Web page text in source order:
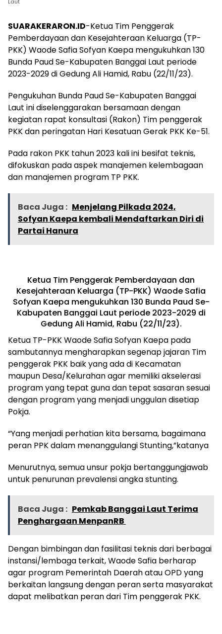
SUARAKERARON.ID-Ketua Tim Penggerak
Pemberdayaan dan Kesejahteraan Keluarga (TP-
PKK) Waode Safia Sofyan Kaepa mengukuhkan 130
Bunda Paud Se-Kabupaten Banggai Laut periode
2023-2029 di Gedung Ali Hamid, Rabu (22/11/23).
Pengukuhan Bunda Paud Se-Kabupaten Banggai
Laut ini diselenggarakan bersamaan dengan
kegiatan rapat konsultasi (Rakon) Tim penggerak
PKK dan peringatan Hari Kesatuan Gerak PKK Ke-51.
Pada rakon PKK tahun 2023 kali ini besifat teknis,
difokuskan pada aspek manajemen kelembagaan
dan manajemen program TP PKK.
Baca Juga : Menjelang Pilkada 2024,
Sofyan Kaepa kembali Mendaftarkan Diri di
Partai Hanura
Ketua Tim Penggerak Pemberdayaan dan
Kesejahteraan Keluarga (TP-PKK) Waode Safia
Sofyan Kaepa mengukuhkan 130 Bunda Paud Se-
Kabupaten Banggai Laut periode 2023-2029 di
Gedung Ali Hamid, Rabu (22/11/23).
Ketua TP-PKK Waode Safia Sofyan Kaepa pada
sambutannya mengharapkan segenap jajaran Tim
penggerak PKK baik yang ada di Kecamatan
maupun Desa/Kelurahan agar memiliki akselerasi
program yang tepat guna dan tepat sasaran sesuai
dengan program yang menjadi unggulan disetiap
Pokja.
“Yang menjadi perhatian kita bersama, bagaimana
peran PPK dalam menanggulangi Stunting,”katanya
Menurutnya, semua unsur pokja bertanggungjawab
untuk penurunan prevalensi angka stunting.
Baca Juga : Pemkab Banggai Laut Terima
Penghargaan MenpanRB
Dengan bimbingan dan fasilitasi teknis dari berbagai
instansi/lembaga terkait, Waode Safia berharap
agar program Pemerintah Daerah atau OPD yang
berkaitan langsung dengan peran serta masyarakat
dapat melibatkan peran dari Tim penggerak PKK.